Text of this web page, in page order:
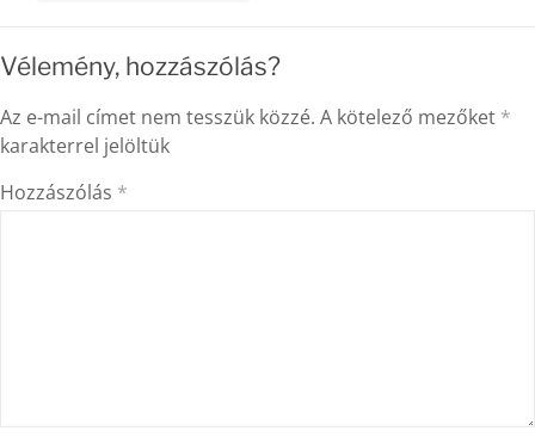
Vélemény, hozzászólás?
Az e-mail címet nem tesszük közzé. A kötelező mezőket *
karakterrel jelöltük
Hozzászólás *